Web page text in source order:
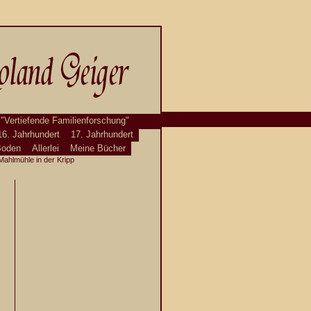
Familienforschung"
Jahrhundert
17. Jahrhundert
Allerlei Meine Bücher
in der Kripp